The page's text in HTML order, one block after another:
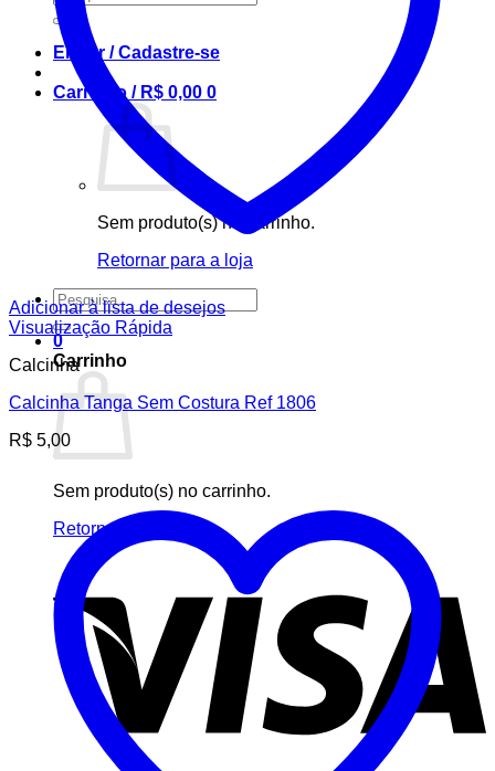
por:
Entrar / Cadastre-se
Carrinho / R$ 0,00 0
Sem produto(s) no carrinho.
Retornar para a loja
Pesquisar
por:
0
Carrinho
Sem produto(s) no carrinho.
Retornar para a loja
Adicionar à lista de desejos
Visualização Rápida
Calcinha
Calcinha Tanga Sem Costura Ref 1806
R$ 5,00